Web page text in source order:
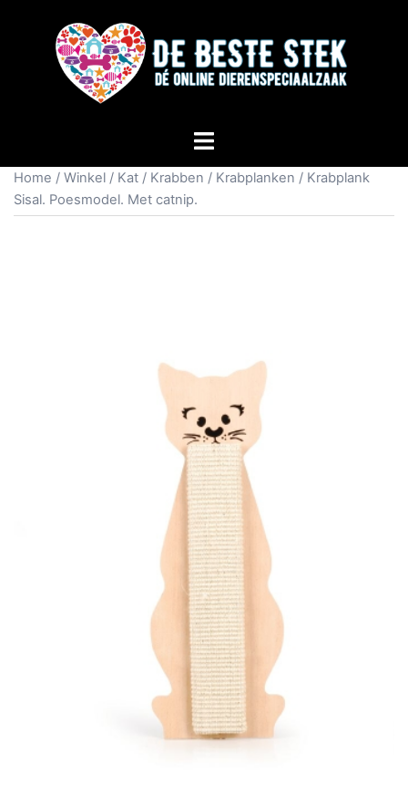
Home / Winkel / Kat / Krabben / Krabplanken / Krabplank
Sisal. Poesmodel. Met catnip.